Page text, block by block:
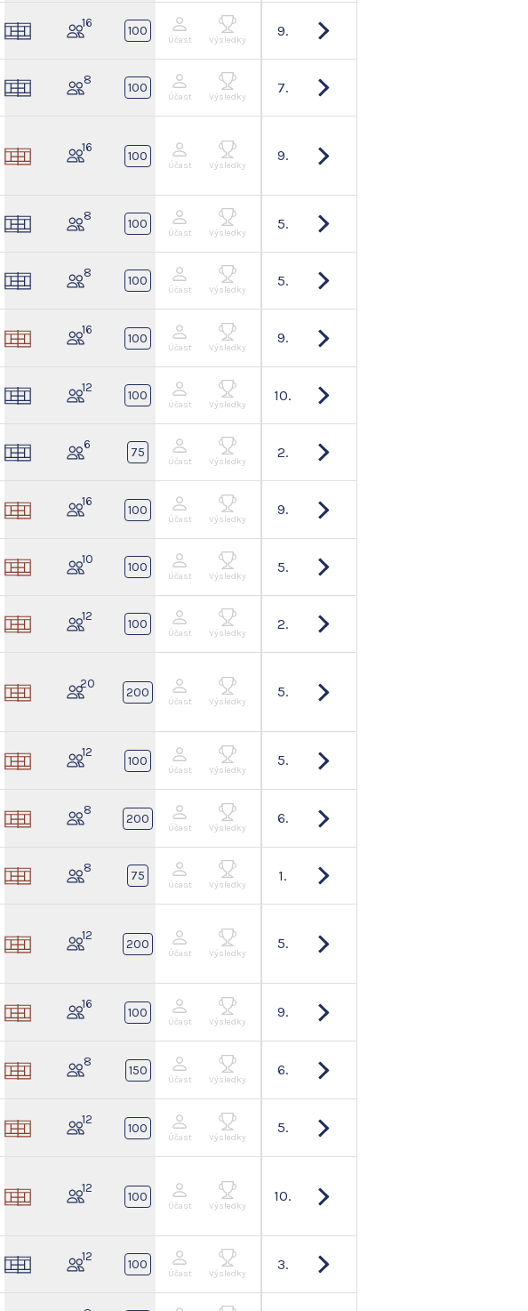
16
100 9.
Účast Výsledky
8
100 7.
Účast Výsledky
16
100 9.
Účast Výsledky
8
100 5.
Účast Výsledky
8
100 5.
Účast Výsledky
16
100 9.
Účast Výsledky
12
100 10.
Účast Výsledky
6
75 2.
Účast Výsledky
16
100 9.
Účast Výsledky
10
100 5.
Účast Výsledky
12
100 2.
Účast Výsledky
20
200 5.
Účast Výsledky
12
100 5.
Účast Výsledky
8
200 6.
Účast Výsledky
8
75 1.
Účast Výsledky
12
200 5.
Účast Výsledky
16
100 9.
Účast Výsledky
8
150 6.
Účast Výsledky
12
100 5.
Účast Výsledky
12
100 10.
Účast Výsledky
12
100 3.
Účast Výsledky